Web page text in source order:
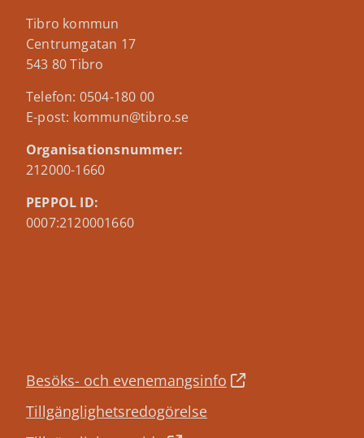
Tibro kommun
Centrumgatan 17
543 80 Tibro
Telefon: 0504-180 00
E-post: kommun@tibro.se
Organisationsnummer:
212000-1660
PEPPOL ID:
0007:2120001660
Besöks- och evenemangsinfo
Tillgänglighetsredogörelse